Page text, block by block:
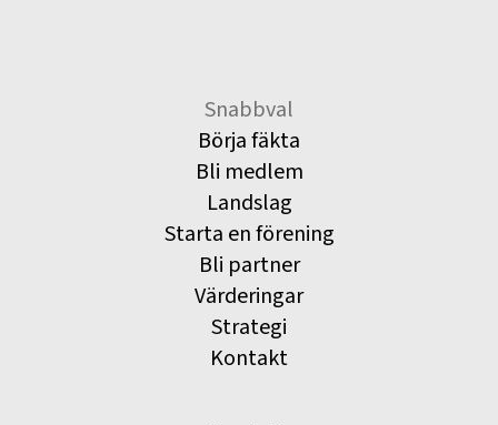
Snabbval
Börja fäkta
Bli medlem
Landslag
Starta en förening
Bli partner
Värderingar
Strategi
Kontakt